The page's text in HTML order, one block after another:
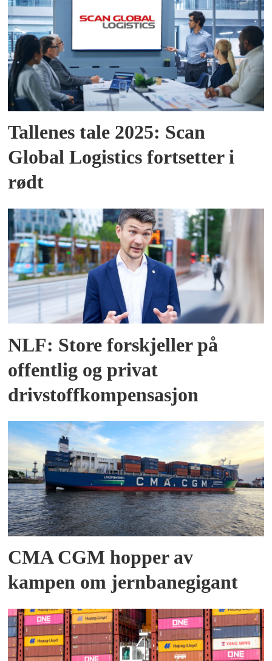
Tallenes tale 2025: Scan
Global Logistics fortsetter i
rødt
NLF: Store forskjeller på
offentlig og privat
drivstoffkompensasjon
CMA CGM hopper av
kampen om jernbanegigant